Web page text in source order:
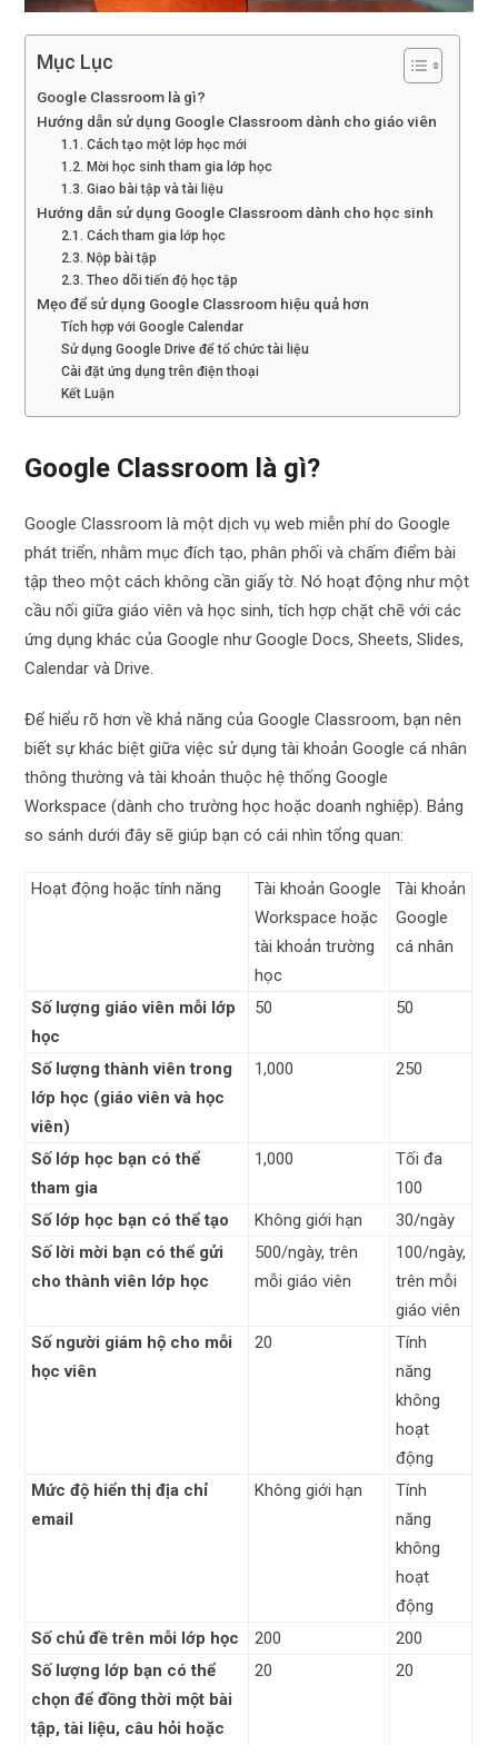
Mục Lục
Google Classroom là gì?
Hướng dẫn sử dụng Google Classroom dành cho giáo viên
1.1. Cách tạo một lớp học mới
1.2. Mời học sinh tham gia lớp học
1.3. Giao bài tập và tài liệu
Hướng dẫn sử dụng Google Classroom dành cho học sinh
2.1. Cách tham gia lớp học
2.3. Nộp bài tập
2.3. Theo dõi tiến độ học tập
Mẹo để sử dụng Google Classroom hiệu quả hơn
Tích hợp với Google Calendar
Sử dụng Google Drive để tổ chức tài liệu
Cài đặt ứng dụng trên điện thoại
Kết Luận
Google Classroom là gì?
Google Classroom là một dịch vụ web miễn phí do Google
phát triển, nhằm mục đích tạo, phân phối và chấm điểm bài
tập theo một cách không cần giấy tờ. Nó hoạt động như một
cầu nối giữa giáo viên và học sinh, tích hợp chặt chẽ với các
ứng dụng khác của Google như Google Docs, Sheets, Slides,
Calendar và Drive.
Để hiểu rõ hơn về khả năng của Google Classroom, bạn nên
biết sự khác biệt giữa việc sử dụng tài khoản Google cá nhân
thông thường và tài khoản thuộc hệ thống Google
Workspace (dành cho trường học hoặc doanh nghiệp). Bảng
so sánh dưới đây sẽ giúp bạn có cái nhìn tổng quan:
Hoạt động hoặc tính năng
Tài khoản Google
Workspace hoặc
tài khoản trường
học
Tài khoản
Google
cá nhân
Số lượng giáo viên mỗi lớp
học
50 50
Số lượng thành viên trong
lớp học (giáo viên và học
viên)
1,000 250
Số lớp học bạn có thể
tham gia
1,000
Tối đa
100
Số lớp học bạn có thể tạo
Không giới hạn
30/ngày
Số lời mời bạn có thể gửi
cho thành viên lớp học
500/ngày, trên
mỗi giáo viên
100/ngày,
trên mỗi
giáo viên
Số người giám hộ cho mỗi
học viên
20
Tính
năng
không
hoạt
động
Mức độ hiển thị địa chỉ
email
Không giới hạn
Tính
năng
không
hoạt
động
Số chủ đề trên mỗi lớp học
200
200
Số lượng lớp bạn có thể
chọn để đồng thời một bài
tập, tài liệu, câu hỏi hoặc
20 20